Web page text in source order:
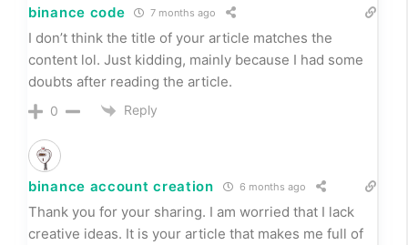
binance code 7 months ago
I don’t think the title of your article matches the
content lol. Just kidding, mainly because I had some
doubts after reading the article.
0 Reply
binance account creation 6 months ago
Thank you for your sharing. I am worried that I lack
creative ideas. It is your article that makes me full of